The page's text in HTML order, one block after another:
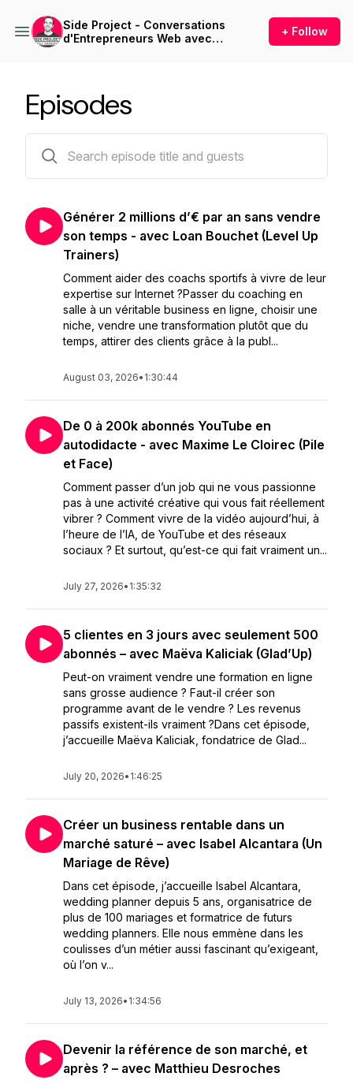
Side Project - Conversations
d'Entrepreneurs Web avec
+ Follow
Episodes
Générer 2 millions d’€ par an sans vendre
son temps - avec Loan Bouchet (Level Up
Trainers)
Comment aider des coachs sportifs à vivre de leur
expertise sur Internet ?Passer du coaching en
salle à un véritable business en ligne, choisir une
niche, vendre une transformation plutôt que du
temps, attirer des clients grâce à la publ...
August 03, 2026• 1:30:44
De 0 à 200k abonnés YouTube en
autodidacte - avec Maxime Le Cloirec (Pile
et Face)
Comment passer d’un job qui ne vous passionne
pas à une activité créative qui vous fait réellement
vibrer ? Comment vivre de la vidéo aujourd’hui, à
l’heure de l’IA, de YouTube et des réseaux
sociaux ? Et surtout, qu’est-ce qui fait vraiment un...
July 27, 2026• 1:35:32
5 clientes en 3 jours avec seulement 500
abonnés – avec Maëva Kaliciak (Glad’Up)
Peut-on vraiment vendre une formation en ligne
sans grosse audience ? Faut-il créer son
programme avant de le vendre ? Les revenus
passifs existent-ils vraiment ?Dans cet épisode,
j’accueille Maëva Kaliciak, fondatrice de Glad...
July 20, 2026• 1:46:25
Créer un business rentable dans un
marché saturé – avec Isabel Alcantara (Un
Mariage de Rêve)
Dans cet épisode, j’accueille Isabel Alcantara,
wedding planner depuis 5 ans, organisatrice de
plus de 100 mariages et formatrice de futurs
wedding planners. Elle nous emmène dans les
coulisses d’un métier aussi fascinant qu’exigeant,
où l’on v...
July 13, 2026• 1:34:56
Devenir la référence de son marché, et
après ? – avec Matthieu Desroches